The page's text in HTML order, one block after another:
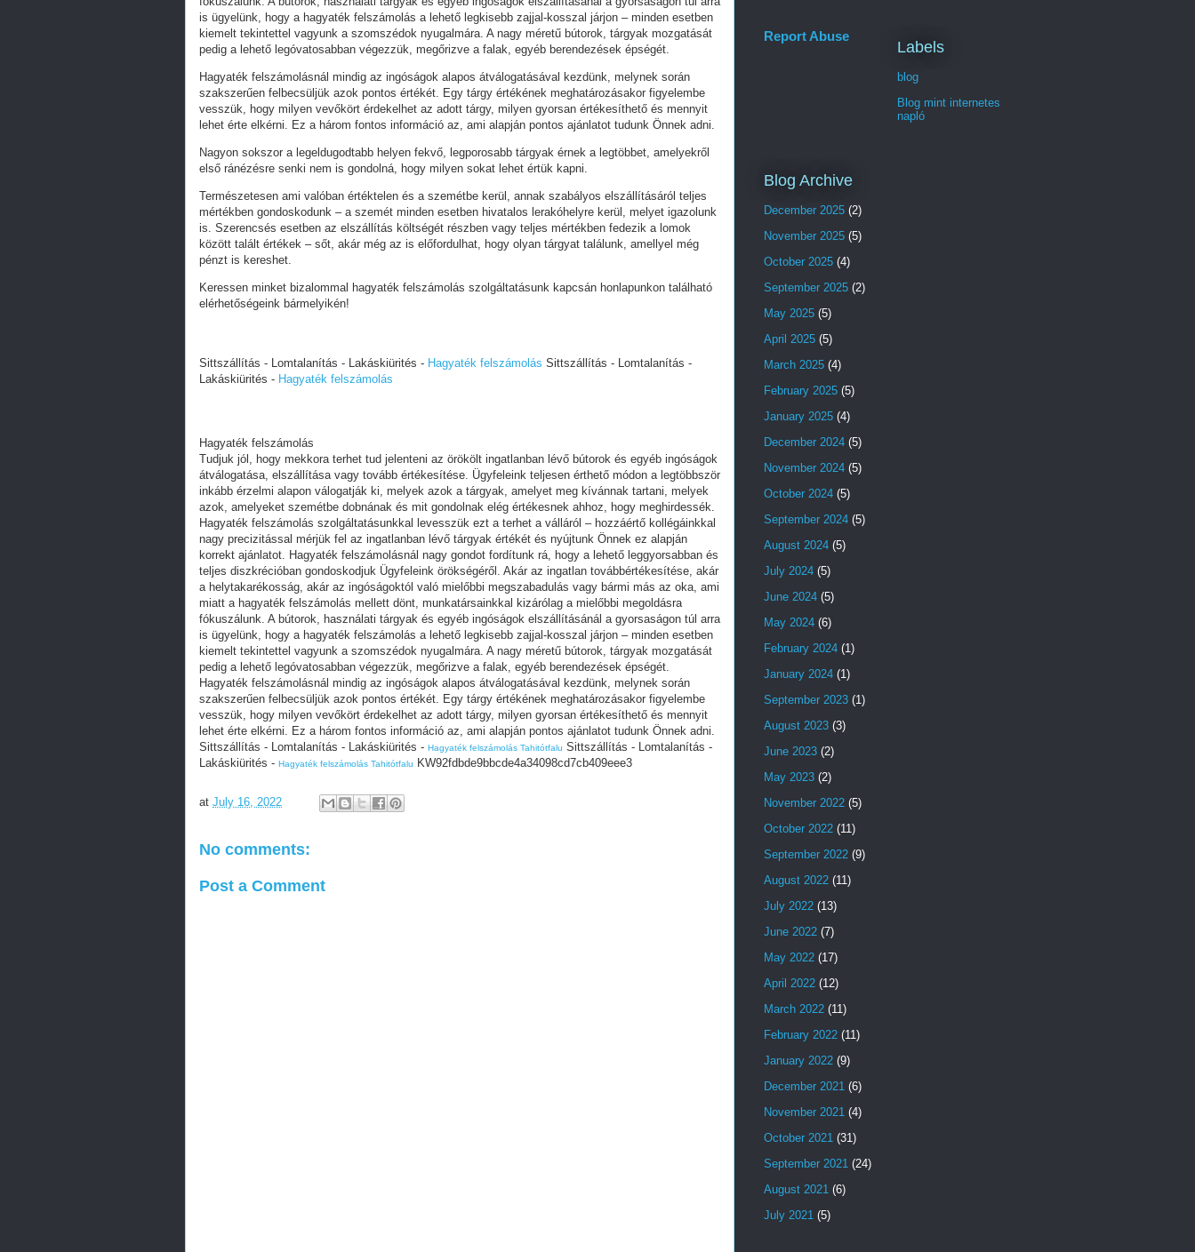
is ügyelünk, hogy a hagyaték felszámolás a lehető legkisebb zajjal-kosszal járjon – minden esetben
kiemelt tekintettel vagyunk a szomszédok nyugalmára. A nagy méretű bútorok, tárgyak mozgatását
pedig a lehető legóvatosabban végezzük, megőrizve a falak, egyéb berendezések épségét.
Hagyaték felszámolásnál mindig az ingóságok alapos átválogatásával kezdünk, melynek során
szakszerűen felbecsüljük azok pontos értékét. Egy tárgy értékének meghatározásakor figyelembe
vesszük, hogy milyen vevőkört érdekelhet az adott tárgy, milyen gyorsan értékesíthető és mennyit
lehet érte elkérni. Ez a három fontos információ az, ami alapján pontos ajánlatot tudunk Önnek adni.
Nagyon sokszor a legeldugodtabb helyen fekvő, legporosabb tárgyak érnek a legtöbbet, amelyekről
első ránézésre senki nem is gondolná, hogy milyen sokat lehet értük kapni.
Természetesen ami valóban értéktelen és a szemétbe kerül, annak szabályos elszállításáról teljes
mértékben gondoskodunk – a szemét minden esetben hivatalos lerakóhelyre kerül, melyet igazolunk
is. Szerencsés esetben az elszállítás költségét részben vagy teljes mértékben fedezik a lomok
között talált értékek – sőt, akár még az is előfordulhat, hogy olyan tárgyat találunk, amellyel még
pénzt is kereshet.
Keressen minket bizalommal hagyaték felszámolás szolgáltatásunk kapcsán honlapunkon található
elérhetőségeink bármelyikén!
Sittszállítás - Lomtalanítás - Lakáskiürités - Hagyaték felszámolás Sittszállítás - Lomtalanítás -
Lakáskiürités - Hagyaték felszámolás
Hagyaték felszámolás
Tudjuk jól, hogy mekkora terhet tud jelenteni az örökölt ingatlanban lévő bútorok és egyéb ingóságok
átválogatása, elszállítása vagy tovább értékesítése. Ügyfeleink teljesen érthető módon a legtöbbször
inkább érzelmi alapon válogatják ki, melyek azok a tárgyak, amelyet meg kívánnak tartani, melyek
azok, amelyeket szemétbe dobnának és mit gondolnak elég értékesnek ahhoz, hogy meghirdessék.
Hagyaték felszámolás szolgáltatásunkkal levesszük ezt a terhet a válláról – hozzáértő kollégáinkkal
nagy precizitással mérjük fel az ingatlanban lévő tárgyak értékét és nyújtunk Önnek ez alapján
korrekt ajánlatot. Hagyaték felszámolásnál nagy gondot fordítunk rá, hogy a lehető leggyorsabban és
teljes diszkrécióban gondoskodjuk Ügyfeleink örökségéről. Akár az ingatlan továbbértékesítése, akár
a helytakarékosság, akár az ingóságoktól való mielőbbi megszabadulás vagy bármi más az oka, ami
miatt a hagyaték felszámolás mellett dönt, munkatársainkkal kizárólag a mielőbbi megoldásra
fókuszálunk. A bútorok, használati tárgyak és egyéb ingóságok elszállításánál a gyorsaságon túl arra
is ügyelünk, hogy a hagyaték felszámolás a lehető legkisebb zajjal-kosszal járjon – minden esetben
kiemelt tekintettel vagyunk a szomszédok nyugalmára. A nagy méretű bútorok, tárgyak mozgatását
pedig a lehető legóvatosabban végezzük, megőrizve a falak, egyéb berendezések épségét.
Hagyaték felszámolásnál mindig az ingóságok alapos átválogatásával kezdünk, melynek során
szakszerűen felbecsüljük azok pontos értékét. Egy tárgy értékének meghatározásakor figyelembe
vesszük, hogy milyen vevőkört érdekelhet az adott tárgy, milyen gyorsan értékesíthető és mennyit
lehet érte elkérni. Ez a három fontos információ az, ami alapján pontos ajánlatot tudunk Önnek adni.
Sittszállítás - Lomtalanítás - Lakáskiürités - Hagyaték felszámolás Tahitótfalu Sittszállítás - Lomtalanítás -
Lakáskiürités - Hagyaték felszámolás Tahitótfalu KW92fdbde9bbcde4a34098cd7cb409eee3
at July 16, 2022
No comments:
Post a Comment
Report Abuse
Labels
blog
Blog mint internetes
napló
Blog Archive
December 2025 (2)
November 2025 (5)
October 2025 (4)
September 2025 (2)
May 2025 (5)
April 2025 (5)
March 2025 (4)
February 2025 (5)
January 2025 (4)
December 2024 (5)
November 2024 (5)
October 2024 (5)
September 2024 (5)
August 2024 (5)
July 2024 (5)
June 2024 (5)
May 2024 (6)
February 2024 (1)
January 2024 (1)
September 2023 (1)
August 2023 (3)
June 2023 (2)
May 2023 (2)
November 2022 (5)
October 2022 (11)
September 2022 (9)
August 2022 (11)
July 2022 (13)
June 2022 (7)
May 2022 (17)
April 2022 (12)
March 2022 (11)
February 2022 (11)
January 2022 (9)
December 2021 (6)
November 2021 (4)
October 2021 (31)
September 2021 (24)
August 2021 (6)
July 2021 (5)